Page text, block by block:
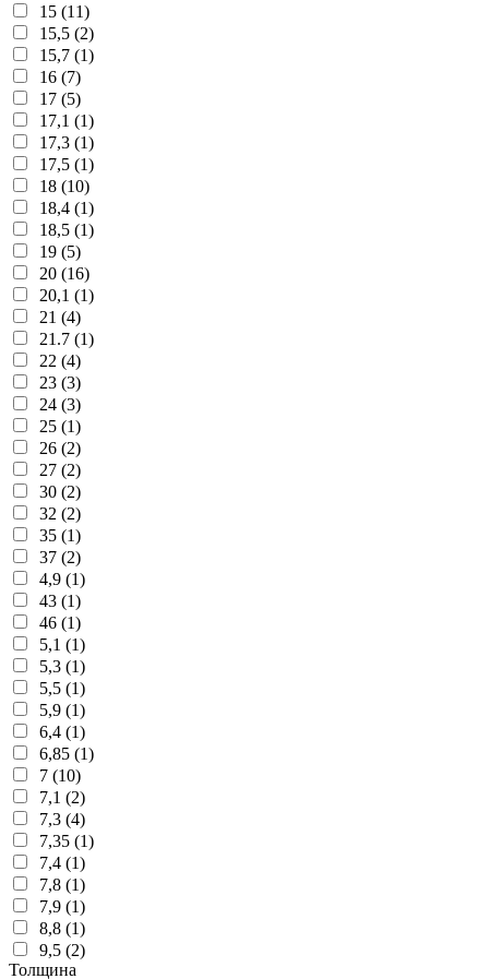
15 (11)
15,5 (2)
15,7 (1)
16 (7)
17 (5)
17,1 (1)
17,3 (1)
17,5 (1)
18 (10)
18,4 (1)
18,5 (1)
19 (5)
20 (16)
20,1 (1)
21 (4)
21.7 (1)
22 (4)
23 (3)
24 (3)
25 (1)
26 (2)
27 (2)
30 (2)
32 (2)
35 (1)
37 (2)
4,9 (1)
43 (1)
46 (1)
5,1 (1)
5,3 (1)
5,5 (1)
5,9 (1)
6,4 (1)
6,85 (1)
7 (10)
7,1 (2)
7,3 (4)
7,35 (1)
7,4 (1)
7,8 (1)
7,9 (1)
8,8 (1)
9,5 (2)
Толщина